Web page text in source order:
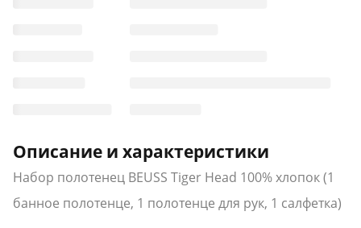
Описание и характеристики
Набор полотенец BEUSS Tiger Head 100% хлопок (1
банное полотенце, 1 полотенце для рук, 1 салфетка)